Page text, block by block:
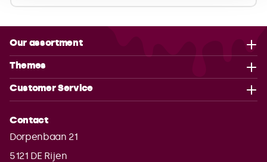
Our assortment
Themes
Customer Service
Contact
Dorpenbaan 21
5121 DE Rijen